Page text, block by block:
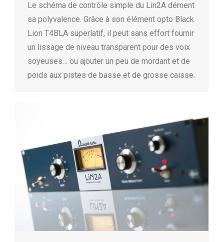
Le schéma de contrôle simple du Lin2A dément
sa polyvalence. Grâce à son élément opto Black
Lion T4BLA superlatif, il peut sans effort fournir
un lissage de niveau transparent pour des voix
soyeuses… ou ajouter un peu de mordant et de
poids aux pistes de basse et de grosse caisse.